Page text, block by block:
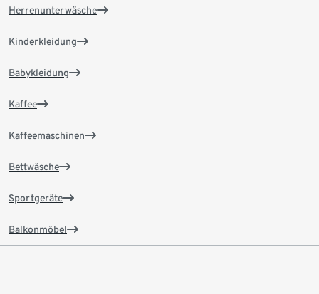
Herrenunterwäsche
Kinderkleidung
Babykleidung
Kaffee
Kaffeemaschinen
Bettwäsche
Sportgeräte
Balkonmöbel